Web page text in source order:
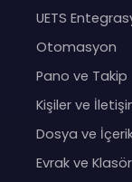
UETS
Otomasyon
Pano ve Takip
Kişiler ve
Dosya ve
Evrak ve Klasör